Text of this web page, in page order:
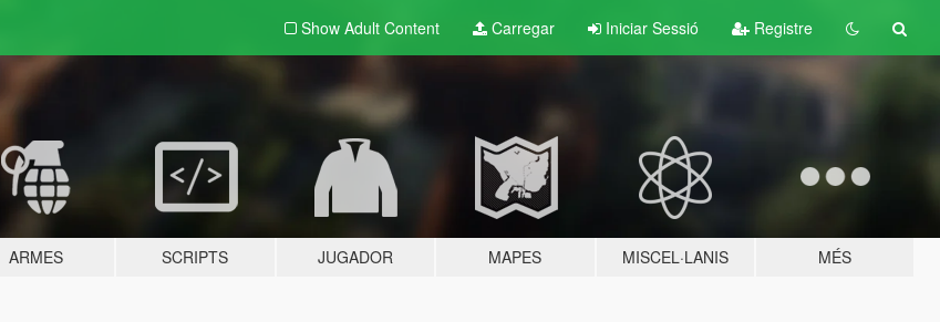
Show Adult Content Carregar Iniciar Sessió Registre
ARMES SCRIPTS JUGADOR MAPES MISCEL·LANIS MÉS